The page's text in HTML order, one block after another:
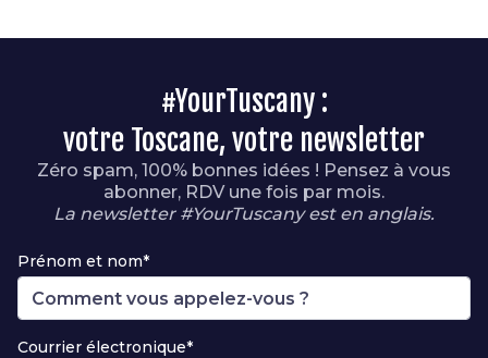
#YourTuscany :
votre Toscane, votre newsletter
Zéro spam, 100% bonnes idées ! Pensez à vous
abonner, RDV une fois par mois.
La newsletter #YourTuscany est en anglais.
Prénom et nom*
Courrier électronique*